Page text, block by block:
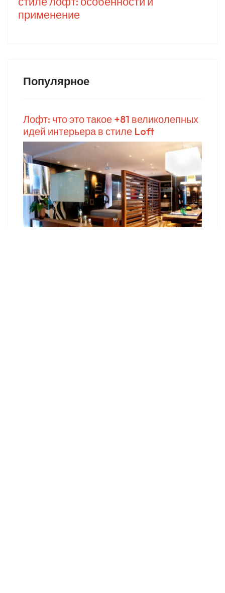
применение
Популярное
Лофт: что это такое +81 великолепных
идей интерьера в стиле Loft